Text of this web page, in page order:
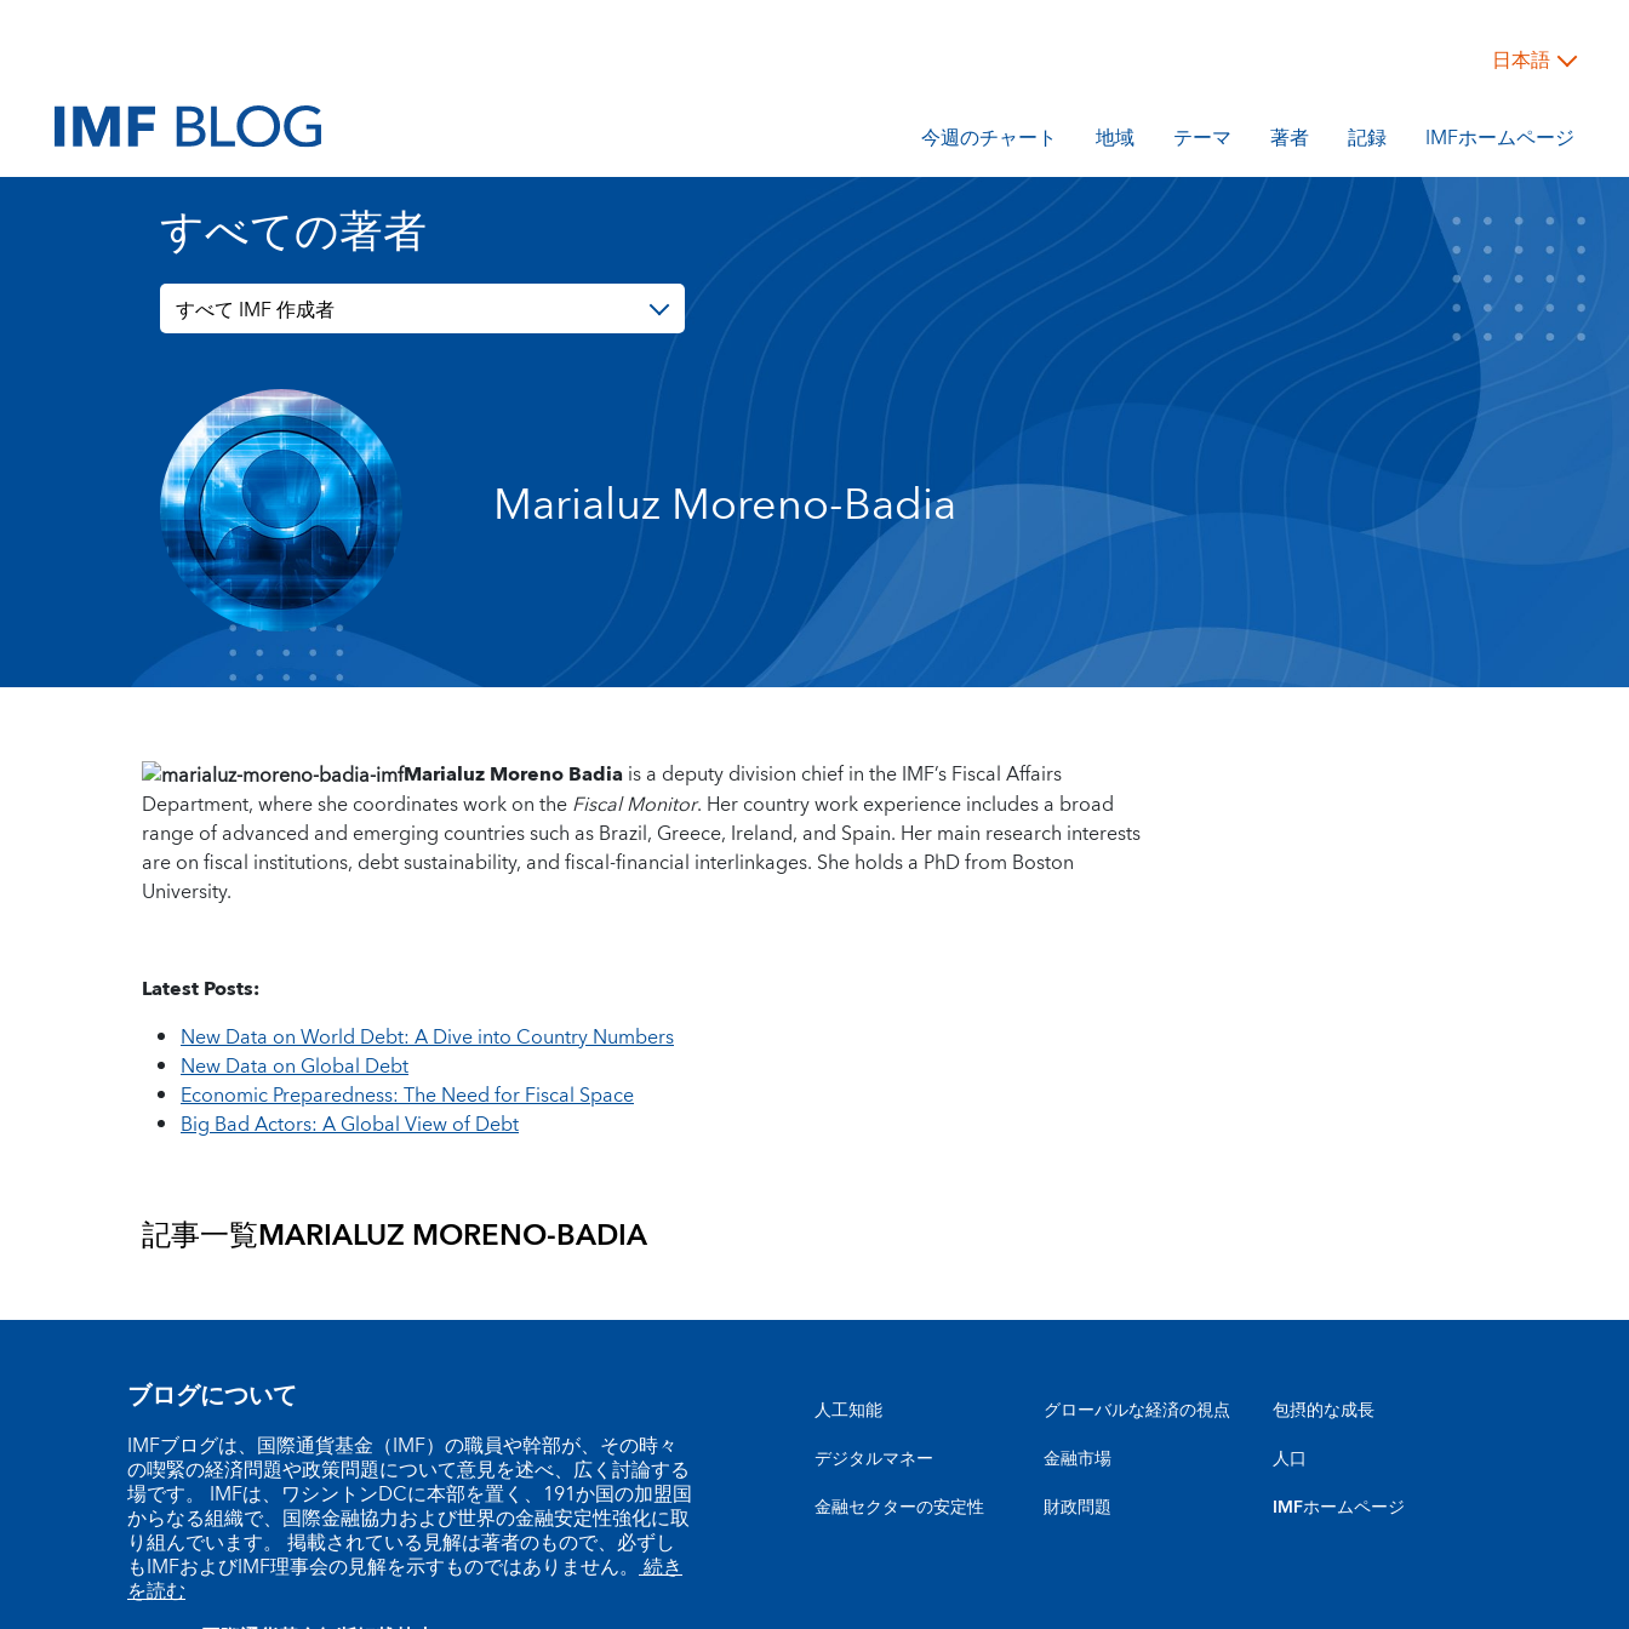
日本語
今週のチャート 地域 テーマ 著者 記録 IMFホームページ
すべての著者
すべて IMF 作成者
Marialuz Moreno-Badia
Marialuz Moreno Badiais a deputy division chief in the IMF’s Fiscal Affairs
Department, where she coordinates work on theFiscal Monitor. Her country work experience includes a broad
range of advanced and emerging countries such as Brazil, Greece, Ireland, and Spain. Her main research interests
are on fiscal institutions, debt sustainability, and fiscal-financial interlinkages. She holds a PhD from Boston
University.
Latest Posts:
New Data on World Debt: A Dive into Country Numbers
New Data on Global Debt
Economic Preparedness: The Need for Fiscal Space
Big Bad Actors: A Global View of Debt
記事一覧MARIALUZ MORENO-BADIA
ブログについて
IMFブログは、国際通貨基金（IMF）の職員や幹部が、その時々
の喫緊の経済問題や政策問題について意見を述べ、広く討論する
場です。 IMFは、ワシントンDCに本部を置く、191か国の加盟国
からなる組織で、国際金融協力および世界の金融安定性強化に取
り組んでいます。 掲載されている見解は著者のもので、必ずし
もIMFおよびIMF理事会の見解を示すものではありません。 続き
を読む
人工知能
デジタルマネー
金融セクターの安定性
グローバルな経済の視点
金融市場
財政問題
包摂的な成長
人口
IMFホームページ